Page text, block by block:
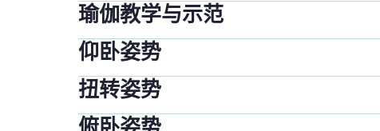
瑜伽教学与示范
仰卧姿势
扭转姿势